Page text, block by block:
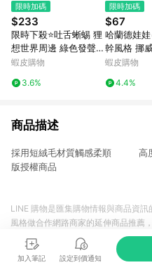
限時加碼
$233
限時下殺⭐️吐舌蜥蜴 狸
想世界周邊 綠色發聲蜥
蜴 吐舌磁吸玩偶 搞怪
萌吐舌磁吸小蜥蜴帶發
蝦皮購物
3.6%
限時加碼
$67
哈蘭德娃
幹風格 挪
抽象醜萌球
物新款哈蘭
蝦皮購物
4.4%
商品描述
採用短絨毛材質觸感柔順
版授權商品
加入筆記 設定到價通知
LINE 購物是匯集購物情報與商品資
風格做合作網路商家的延伸商品推薦
商品至各合作網路商家，確認現售
準。